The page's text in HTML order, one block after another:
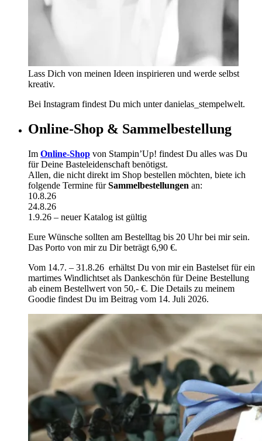
Lass Dich von meinen Ideen inspirieren und werde selbst
kreativ.
Bei Instagram findest Du mich unter danielas_stempelwelt.
Online-Shop & Sammelbestellung
Im Online-Shop von Stampin’Up! findest Du alles was Du
für Deine Basteleidenschaft benötigst.
Allen, die nicht direkt im Shop bestellen möchten, biete ich
folgende Termine fürSammelbestellungen an:
10.8.26
24.8.26
1.9.26 – neuer Katalog ist gültig
Eure Wünsche sollten am Bestelltag bis 20 Uhr bei mir sein.
Das Porto von mir zu Dir beträgt 6,90 €.
Vom 14.7. – 31.8.26 erhältst Du von mir ein Bastelset für ein
martimes Windlichtset als Dankeschön für Deine Bestellung
ab einem Bestellwert von 50,- €. Die Details zu meinem
Goodie findest Du im Beitrag vom 14. Juli 2026.